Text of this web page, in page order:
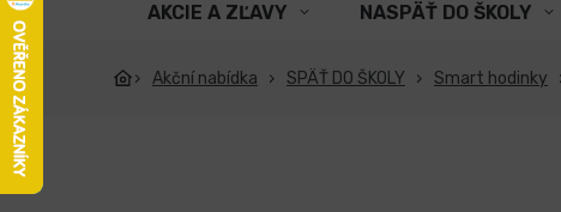
AKCIE A ZĽAVY NASPÄŤ DO ŠKOLY
Akční nabídka SPÄŤ DO ŠKOLY Smart hodinky